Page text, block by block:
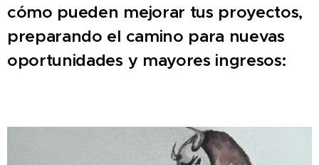
cómo pueden mejorar tus proyectos,
preparando el camino para nuevas
oportunidades y mayores ingresos: